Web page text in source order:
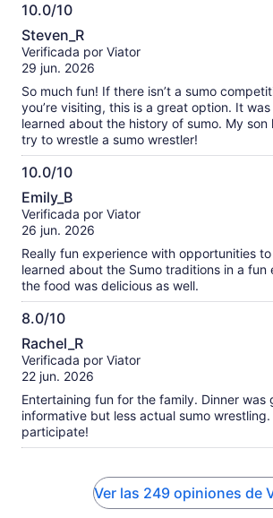
10.0/10
10.0
de
10
Steven_R
Verificada por Viator
29 jun. 2026
So much fun! If there isn’t a sumo
you’re visiting, this is a great option. It
learned about the history of sumo. My
try to wrestle a sumo wrestler!
10.0/10
10.0
de
10
Emily_B
Verificada por Viator
26 jun. 2026
Really fun experience with opportunities
learned about the Sumo traditions in a fun
the food was delicious as well.
8.0/10
8.0
de
10
Rachel_R
Verificada por Viator
22 jun. 2026
Entertaining fun for the family. Dinner was
informative but less actual sumo
participate!
Ver las 249 opiniones de